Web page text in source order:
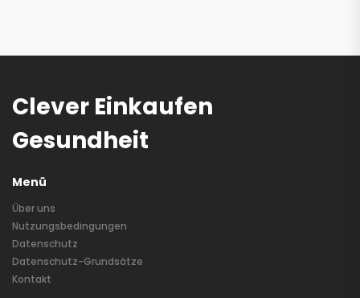
Clever Einkaufen
Gesundheit
Menü
Über uns
Nutzungsbedingungen
Datenschutz
Datenschutz-Grundsätze
Kontakt